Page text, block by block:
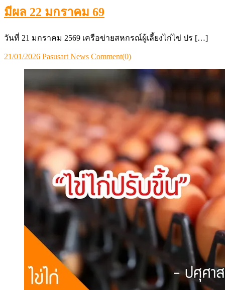
มีผล 22 มกราคม 69
วันที่ 21 มกราคม 2569 เครือข่ายสหกรณ์ผู้เลี้ยงไก่ไข่ ปร […]
Posted
21/01/2026 Author
Pasusart News Comment(0)